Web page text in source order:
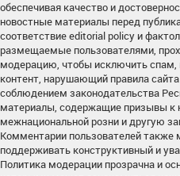
обеспечивая качество и
новостные материалы перед
соответствие editorial policy и
размещаемые пользователями,
модерацию, чтобы исключить
контент, нарушающий правила
соблюдением законодательства
материалы, содержащие призывы к
межнациональной розни и другую
Комментарии пользователей
поддерживать конструктивный и
Политика модерации прозрачна и